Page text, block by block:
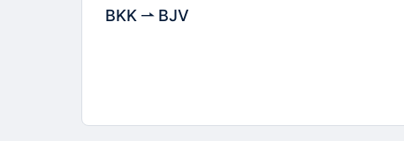
BKK BJV